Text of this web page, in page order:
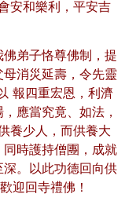
安和樂利，平安吉
弟子恪尊佛制，提
消災延壽，令先靈
報四重宏恩，利濟
應當究竟、如法，
養少人，而供養大
時護持僧團，成就
。 以此功德回向供
迎回寺禮佛！